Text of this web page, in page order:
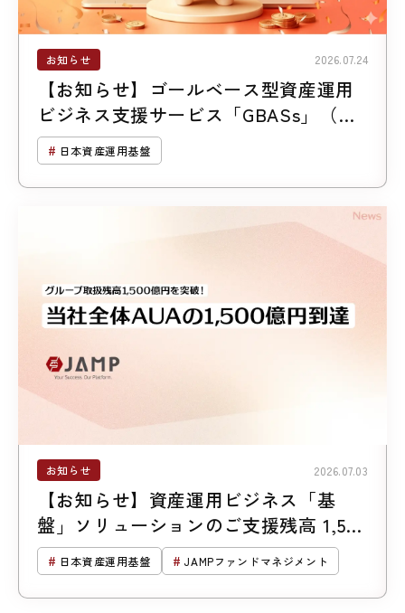
お知らせ 2026.07.24
【お知らせ】ゴールベース型資産運用
ビジネス支援サービス「GBASs」（ジ
ーバス）のご支援残高1,300億円突破
日本資産運用基盤
お知らせ 2026.07.03
【お知らせ】資産運用ビジネス「基
盤」ソリューションのご支援残高 1,500
億円突破
日本資産運用基盤 JAMPファンドマネジメント